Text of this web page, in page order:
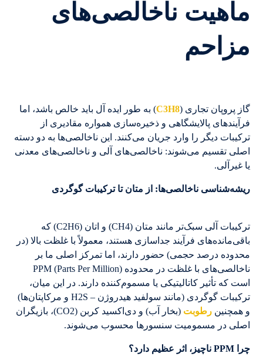
ماهیت ناخالصی‌های
مزاحم
گاز پروپان تجاری (C3H8) به طور ایده آل باید خالص باشد، اما
فرآیندهای پالایشگاهی و ذخیره‌سازی همواره مقادیری از
ترکیبات دیگر را وارد جریان می‌کنند. این ناخالصی‌ها به دو دسته
اصلی تقسیم می‌شوند: ناخالصی‌های آلی و ناخالصی‌های معدنی
یا غیرآلی.
ریشه‌شناسی ناخالصی‌ها: از متان تا ترکیبات گوگردی
ترکیبات آلی سبک‌تر مانند متان (CH4) و اتان (C2H6) که
باقی‌مانده‌های فرآیند جداسازی هستند، معمولاً با غلظت بالا (در
محدوده درصد حجمی) حضور دارند، اما تمرکز اصلی ما بر
ناخالصی‌های با غلظت در محدوده PPM (Parts Per Million)
است که تأثیر کاتالیتیکی یا مسموم‌کننده دارند. در این میان،
ترکیبات گوگردی (مانند سولفید هیدروژن – H2S و مرکاپتان‌ها)
و همچنینرطوبت
(بخار آب) و دی‌اکسید کربن (CO2)، بازیگران
اصلی در مسمومیت سنسورها محسوب می‌شوند.
چرا PPM ناچیز، اثر عظیم دارد؟